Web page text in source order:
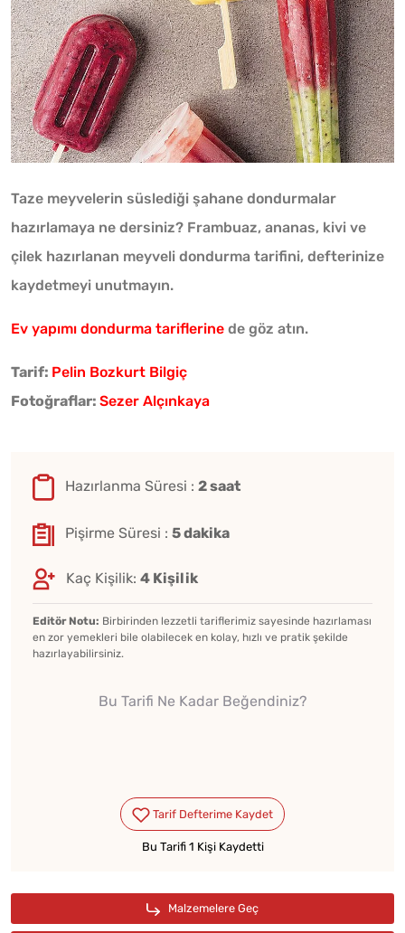
Taze meyvelerin süslediği şahane dondurmalar
hazırlamaya ne dersiniz? Frambuaz, ananas, kivi ve
çilek hazırlanan meyveli dondurma tarifini, defterinize
kaydetmeyi unutmayın.
Ev yapımı dondurma tariflerine de göz atın.
Tarif: Pelin Bozkurt Bilgiç
Fotoğraflar: Sezer Alçınkaya
Hazırlanma Süresi : 2 saat
Pişirme Süresi : 5 dakika
Kaç Kişilik: 4 Kişilik
Editör Notu: Birbirinden lezzetli tariflerimiz sayesinde hazırlaması
en zor yemekleri bile olabilecek en kolay, hızlı ve pratik şekilde
hazırlayabilirsiniz.
Bu Tarifi Ne Kadar Beğendiniz?
Bu Tarifi 1 Kişi Kaydetti